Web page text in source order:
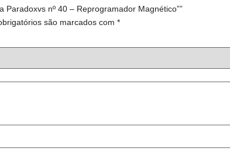
Paradoxvs nº 40 – Reprogramador Magnético””
são marcados com *